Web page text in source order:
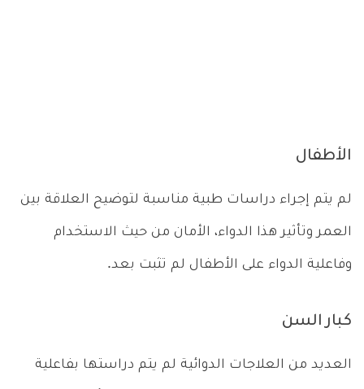
الأطفال
لم يتم إجراء دراسات طبية مناسبة لتوضيح العلاقة بين
العمر وتأثير هذا الدواء، الأمان من حيث الاستخدام
وفاعلية الدواء على الأطفال لم تثبت بعد.
كبار السن
العديد من العلاجات الدوائية لم يتم دراستها بفاعلية